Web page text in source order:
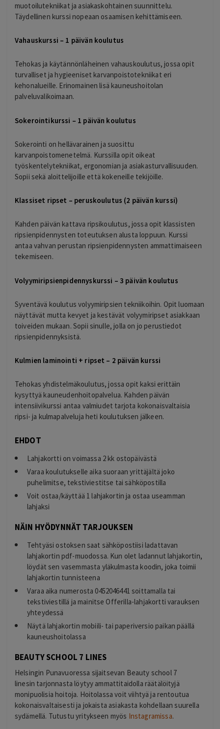
muotoilutekniikat ja asiakaskohtainen suunnittelu.
Täydellinen kurssi nopeaan osaamisen kehittämiseen.
Vahauskurssi – 1 päivän koulutus
Tehokas ja käytännönläheinen vahauskoulutus, jossa opit
turvalliset ja hygieeniset karvanpoistotekniikat eri
kehonalueille. Erinomainen lisä kauneushoitolan
palveluvalikoimaan.
Sokerointikurssi – 1 päivän koulutus
Sokerointi on hellävarainen ja suosittu
karvanpoistomenetelmä. Kurssilla opit oikeat
työskentelytekniikat, ergonomian ja asiakasturvallisuuden.
Sopii sekä aloittelijoille että kokeneille tekijöille.
Klassiset ripset – peruskoulutus (2 päivän kurssi)
Kahden päivän kattava ripsikoulutus, jossa opit klassisten
ripsienpidennysten toteutuksen alusta loppuun. Kurssi
antaa vahvan perustan ripsienpidennysten ammattimaiseen
tekemiseen.
Volyymiripsienpidennyskurssi – 3 päivän koulutus
Syventävä koulutus volyymiripsien tekniikoihin. Opit luomaan
näyttävät mutta kevyet ja kestävät volyymiripset asiakkaan
toiveiden mukaan. Sopii sinulle, jolla on jo perustiedot
ripsienpidennyksistä.
Kulmien laminointi + ripset – 2 päivän kurssi
Tehokas yhdistelmäkoulutus, jossa opit kaksi erittäin
kysyttyä kauneudenhoitopalvelua. Kahden päivän
intensiivikurssi antaa valmiudet tarjota kokonaisvaltaisia
ripsi- ja kulmapalveluja heti koulutuksen jälkeen.
EHDOT
Lahjakortti on voimassa 2 kk ostopäivästä
Varaa koulutukselle aika suoraan yrittäjältä joko
puhelimitse, tekstiviestitse tai sähköpostilla
Voit ostaa/käyttää 1 lahjakortin ja ostaa useamman
lahjaksi
NÄIN HYÖDYNNÄT TARJOUKSEN
Tehtyäsi ostoksen saat sähköpostiisi ladattavan
lahjakortin pdf-muodossa. Kun olet ladannut lahjakortin,
löydät sen vasemmasta yläkulmasta koodin, joka toimii
lahjakortin tunnisteena
Varaa aika numerosta 0452046441 soittamalla tai
tekstiviestillä ja mainitse Offerilla-lahjakortti varauksen
yhteydessä
Näytä lahjakortin mobiili- tai paperiversio paikan päällä
kauneushoitolassa
BEAUTY SCHOOL 7 LINES
Helsingin Punavuoressa sijaitsevan Beauty school 7
linesin tarjonnasta löytyy ammattitaidolla räätälöityjä
monipuolisia hoitoja. Hoitolassa voit viihtyä ja rentoutua
kokonaisvaltaisesti ja jokaista asiakasta kohdellaan suurella
sydämellä. Tutustu yritykseen myös Instagramissa.